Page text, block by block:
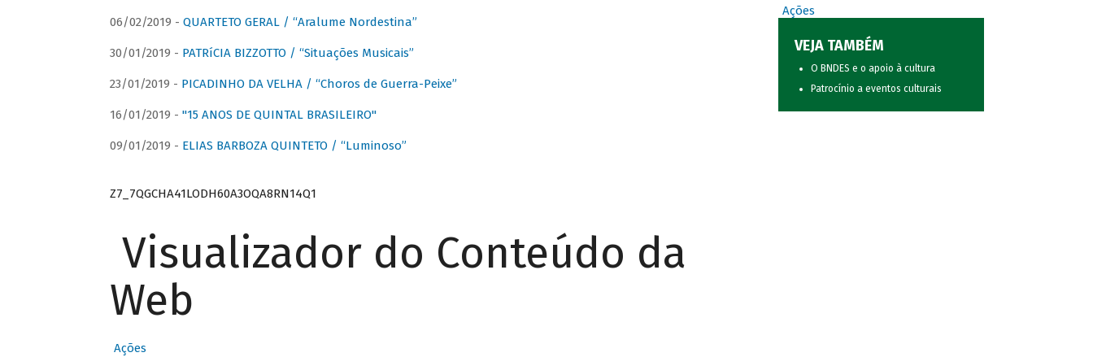
06/02/2019 - QUARTETO GERAL / “Aralume Nordestina”
30/01/2019 - PATRíCIA BIZZOTTO / “Situações Musicais”
23/01/2019 - PICADINHO DA VELHA / “Choros de Guerra-Peixe”
16/01/2019 - "15 ANOS DE QUINTAL BRASILEIRO"
09/01/2019 - ELIAS BARBOZA QUINTETO / “Luminoso”
Z7_7QGCHA41LODH60A3OQA8RN14Q1
Visualizador do Conteúdo da
Web
Ações
Ações
VEJA TAMBÉM
O BNDES e o apoio à cultura
Patrocínio a eventos culturais